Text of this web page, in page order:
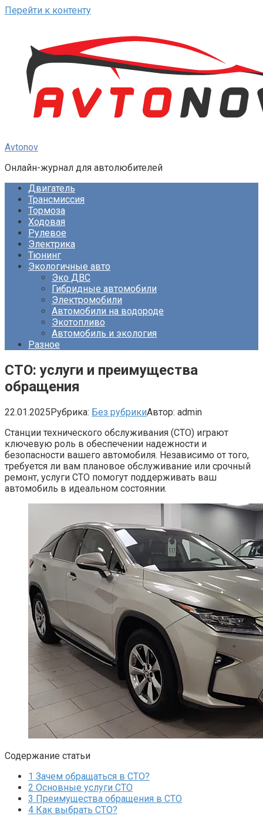
Перейти к контенту
Avtonov
Онлайн-журнал для автолюбителей
Двигатель
Трансмиссия
Тормоза
Ходовая
Рулевое
Электрика
Тюнинг
Экологичные авто
Эко ДВС
Гибридные автомобили
Электромобили
Автомобили на водороде
Экотопливо
Автомобиль и экология
Разное
СТО: услуги и преимущества
обращения
22.01.2025Рубрика: Без рубрикиАвтор: admin
Станции технического обслуживания (СТО) играют
ключевую роль в обеспечении надежности и
безопасности вашего автомобиля. Независимо от того,
требуется ли вам плановое обслуживание или срочный
ремонт, услуги СТО помогут поддерживать ваш
автомобиль в идеальном состоянии.
Содержание статьи
1 Зачем обращаться в СТО?
2 Основные услуги СТО
3 Преимущества обращения в СТО
4 Как выбрать СТО?